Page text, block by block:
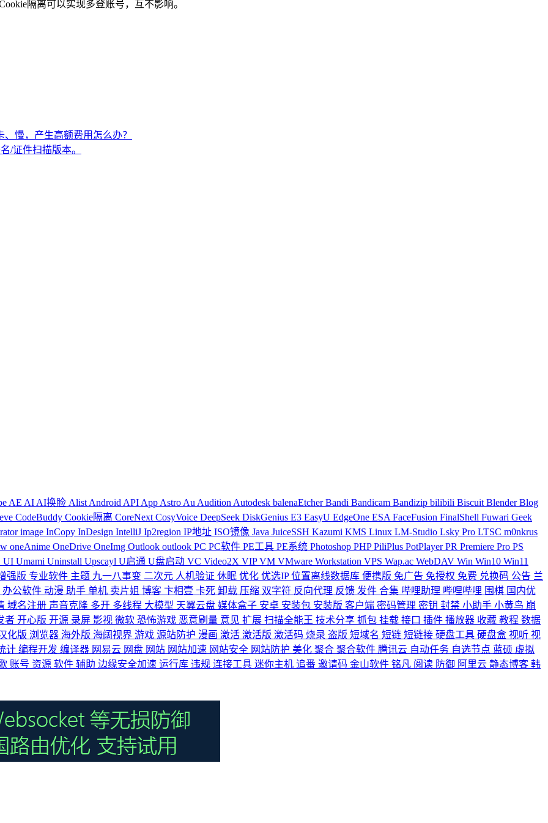
隔离可以实现多登账号，互不影响。
慢，产生高额费用怎么办？
/证件扫描版本。
AE AI AI换脸 Alist Android API App Astro Au Audition Autodesk balenaEtcherBandi Bandicam Bandizip bilibili Biscuit BlenderBlog
CodeBuddy Cookie隔离 CoreNext CosyVoice DeepSeek DiskGenius E3 EasyU EdgeOne ESA FaceFusion FinalShell Fuwari Geek
image InCopy InDesign IntelliJ Ip2region IP地址 ISO镜像 Java JuiceSSH Kazumi KMS Linux LM-Studio Lsky Pro LTSC m0nkrus
oneAnime OneDrive OneImg Outlook outlook PC PC软件 PE工具 PE系统 Photoshop PHPPiliPlus PotPlayerPR Premiere Pro PS
UI Umami Uninstall Upscayl U启通 U盘启动 VC Video2X VIPVM VMware Workstation VPS Wap.ac WebDAV Win Win10 Win11
强版 专业软件 主题 九一八事变 二次元 人机验证 休眠 优化 优选IP位置离线数据库 便携版 免广告 免授权 免费 兑换码 公告 兰
办公软件 动漫 助手 单机 卖片姐 博客 卞相壹 卡死 卸载 压缩 双字符 反向代理 反馈 发件 合集 哔哩助理 哔哩哔哩 围棋 国内优
域名注册 声音克隆 多开 多线程 大模型 天翼云盘 媒体盒子 安卓 安装包 安装版 客户端 密码管理 密钥 封禁 小助手 小黄鸟 崩
者 开心版 开源 录屏 影视 微软 恐怖游戏 恶意刷量 意见 扩展 扫描全能王 技术分享 抓包 挂载 接口 插件 播放器 收藏 教程 数据
化版 浏览器 海外版 海阔视界 游戏 源站防护 漫画 激活 激活版 激活码 烧录 盗版 短域名 短链 短链接 硬盘工具 硬盘盒 视听 视
计 编程开发 编译器 网易云 网盘 网站 网站加速 网站安全 网站防护 美化 聚合 聚合软件 腾讯云 自动任务 自选节点 蓝硕 虚拟
账号 资源 软件 辅助 边缘安全加速 运行库 违规 连接工具 迷你主机 追番 邀请码 金山软件 铭凡 阅读 防御 阿里云 静态博客 韩